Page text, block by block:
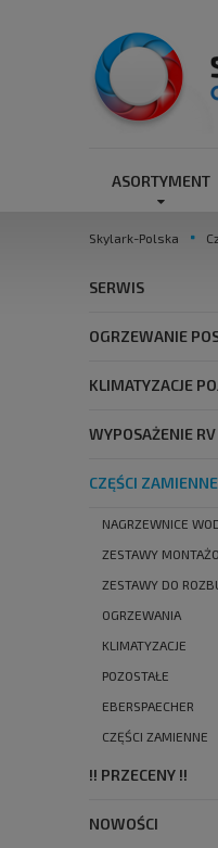
ASORTYMENT
Skylark-Polska
SERWIS
OGRZEWANIE
KLIMATYZACJE
WYPOSAŻENIE RV
CZĘŚCI ZAMIENNE
NAGRZEWNICE
ZESTAWY
ZESTAWY DO
OGRZEWANIA
KLIMATYZACJE
POZOSTAŁE
EBERSPAECHER
CZĘŚCI ZAMIENNE
!! PRZECENY !!
NOWOŚCI